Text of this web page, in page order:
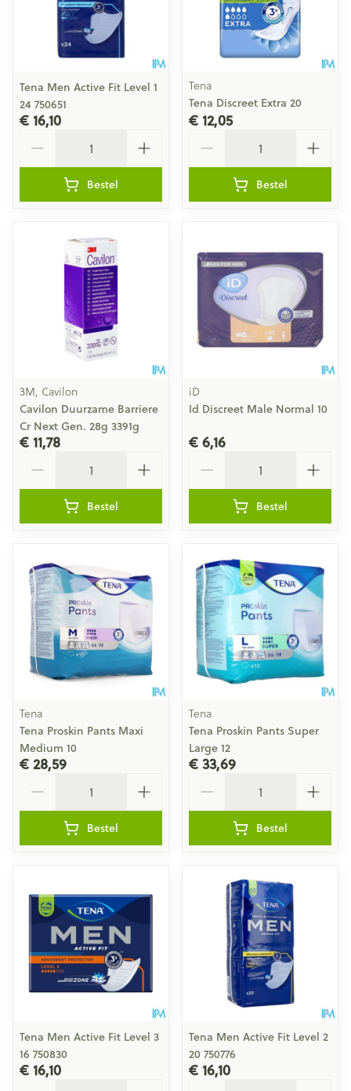
Tena Men Active Fit Level 1
24 750651
€ 16,10
Bestel
Tena
Tena Discreet Extra 20
€ 12,05
Bestel
3M, Cavilon
Cavilon Duurzame Barriere
Cr Next Gen. 28g 3391g
€ 11,78
Bestel
iD
Id Discreet Male Normal 10
€ 6,16
Bestel
Tena
Tena Proskin Pants Maxi
Medium 10
€ 28,59
Bestel
Tena
Tena Proskin Pants Super
Large 12
€ 33,69
Bestel
Tena Men Active Fit Level 3
16 750830
€ 16,10
Tena Men Active Fit Level 2
20 750776
€ 16,10